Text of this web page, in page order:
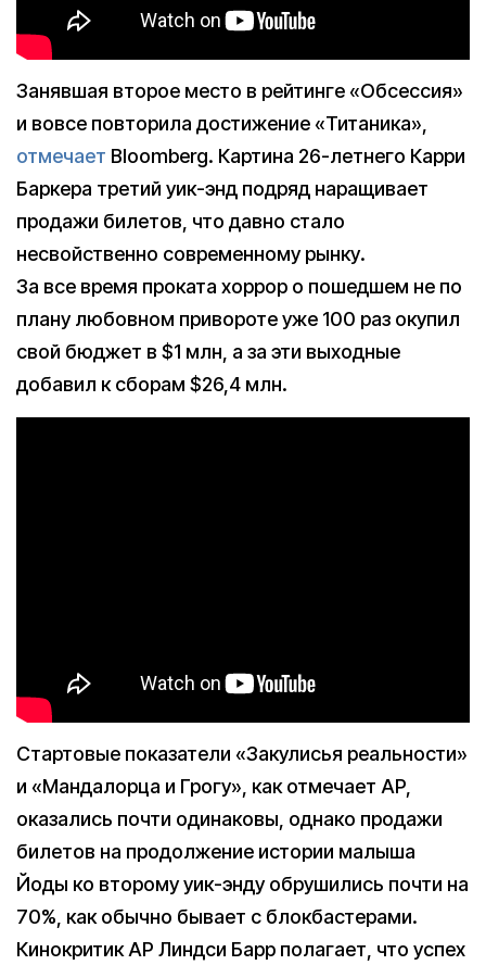
Занявшая второе место в рейтинге «Обсессия»
и вовсе повторила достижение «Титаника»,
отмечает Bloomberg. Картина 26-летнего Карри
Баркера третий уик-энд подряд наращивает
продажи билетов, что давно стало
несвойственно современному рынку.
За все время проката хоррор о пошедшем не по
плану любовном привороте уже 100 раз окупил
свой бюджет в $1 млн, а за эти выходные
добавил к сборам $26,4 млн.
Стартовые показатели «Закулисья реальности»
и «Мандалорца и Грогу», как отмечает AP,
оказались почти одинаковы, однако продажи
билетов на продолжение истории малыша
Йоды ко второму уик-энду обрушились почти на
70%, как обычно бывает с блокбастерами.
Кинокритик AP Линдси Барр полагает, что успех